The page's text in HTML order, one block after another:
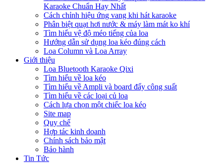
Karaoke Chuẩn Hay Nhất
Cách chỉnh hiệu ứng vang khi hát karaoke
Phân biệt quạt hơi nước & máy làm mát ko khí
Tìm hiểu vệ độ méo tiếng của loa
Hướng dẫn sử dụng loa kéo đúng cách
Loa Column và Loa Array
Giới thiệu
Loa Bluetooth Karaoke Qixi
Tìm hiểu về loa kéo
Tìm hiểu về Ampli và board đẩy công suất
Tìm hiểu về các loại củ loa
Cách lựa chọn một chiếc loa kéo
Site map
Quy chế
Hợp tác kinh doanh
Chính sách bảo mật
Bảo hành
Tin Tức